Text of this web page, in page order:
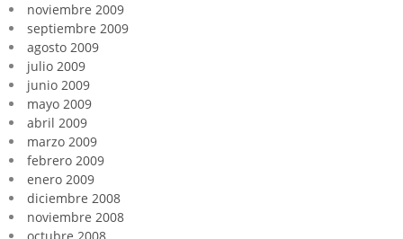
noviembre 2009
septiembre 2009
agosto 2009
julio 2009
junio 2009
mayo 2009
abril 2009
marzo 2009
febrero 2009
enero 2009
diciembre 2008
noviembre 2008